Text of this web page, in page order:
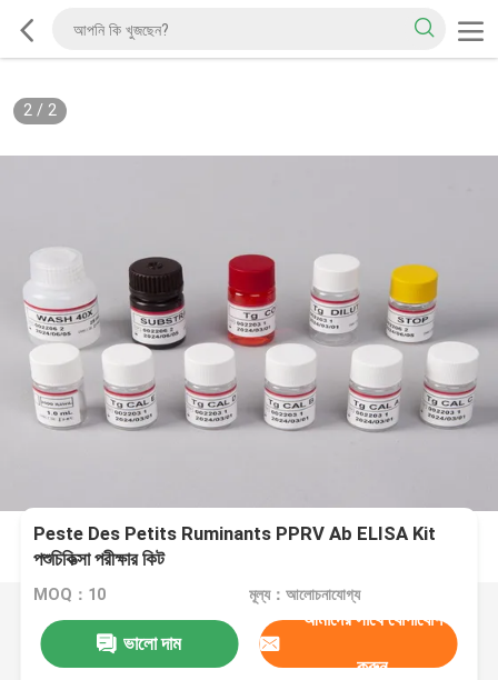
2/ 2
Peste Des Petits Ruminants PPRV Ab ELISA Kit
পশুচিকিত্সা পরীক্ষার কিট
MOQ：10 মূল্য：আলোচনাযোগ্য
ভালো দাম
আমাদের সাথে যোগাযোগ
করুন